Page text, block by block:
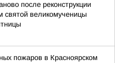
после реконструкции
святой великомученицы
пожаров в Красноярском